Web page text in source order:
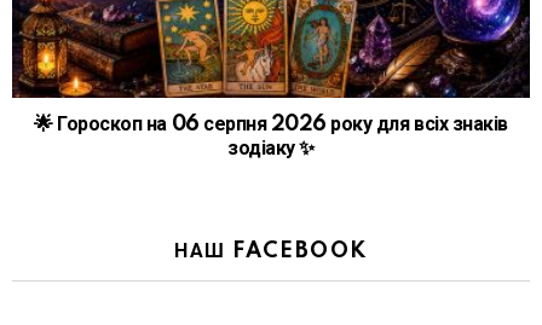
🌟 Гороскоп на 06 серпня 2026 року для всіх знаків
зодіаку ✨
НАШ FACEBOOK